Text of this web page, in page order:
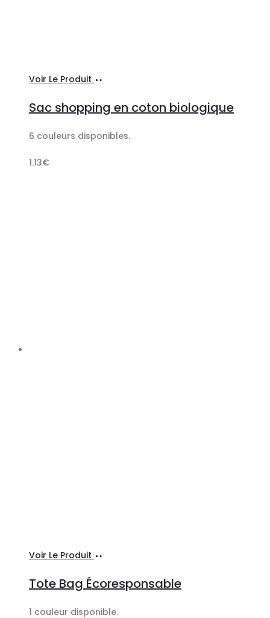
Voir Le Produit
options
Sac shopping en coton biologique
6 couleurs disponibles.
1.13€
Voir Le Produit
options
Tote Bag Écoresponsable
1 couleur disponible.